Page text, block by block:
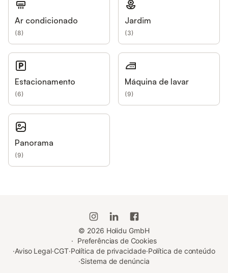
Ar condicionado
(8)
Jardim
(3)
Estacionamento
(6)
Máquina de lavar
(9)
Panorama
(9)
© 2026 Holidu GmbH
· Preferências de Cookies
·Aviso Legal·CGT·Política de privacidade·Política de conteúdo
·Sistema de denúncia